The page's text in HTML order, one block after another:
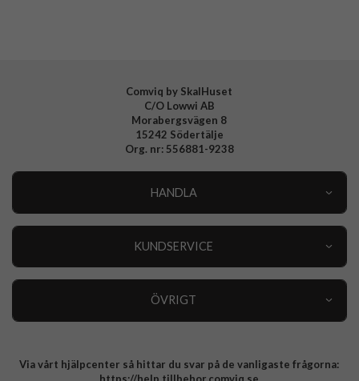
Comviq by SkalHuset
C/O Lowwi AB
Morabergsvägen 8
15242 Södertälje
Org. nr: 556881-9238
HANDLA
KUNDSERVICE
ÖVRIGT
Integritetspolicy
Via vårt hjälpcenter så hittar du svar på de vanligaste frågorna: